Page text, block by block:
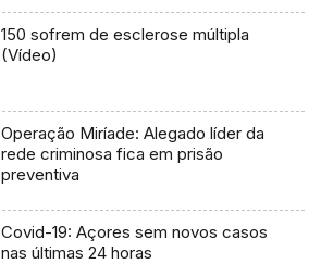
150 sofrem de esclerose múltipla
(Vídeo)
Operação Miríade: Alegado líder da
rede criminosa fica em prisão
preventiva
Covid-19: Açores sem novos casos
nas últimas 24 horas